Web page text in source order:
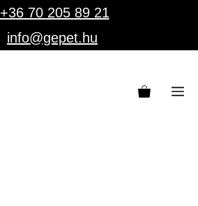
+36 70 205 89 21
info@gepet.hu